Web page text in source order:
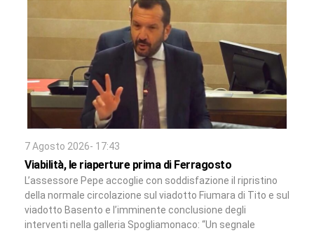
7 Agosto 2026- 17:43
Viabilità, le riaperture prima di Ferragosto
L’assessore Pepe accoglie con soddisfazione il ripristino
della normale circolazione sul viadotto Fiumara di Tito e sul
viadotto Basento e l’imminente conclusione degli
interventi nella galleria Spogliamonaco: “Un segnale